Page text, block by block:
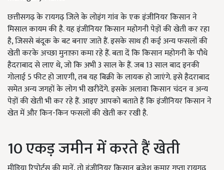
छत्तीसगढ़ के रायगढ़ जिले के लोइंग गांव के एक इंजीनियर किसान ने
मिसाल कायम की है. यह इंजीनियर किसान महोगनी पेड़ों की खेती कर रहा
है, जिससे बंदूक के बट बनाए जाते हैं. इसके साथ ही कई अन्य फसलों की
खेती करके अच्छा मुनाफ़ा कमा रहे हैं. बता दें कि किसान महोगनी के पौधे
हैदराबाद से लाए थे, जो कि अभी 3 साल के हैं. जब 13 साल बाद इनकी
गोलाई 5 फीट हो जाएगी, तब यह बिक्री के लायक हो जाएंगे. इसे हैदराबाद
समेत अन्य जगहों के लोग भी खरीदेंगे. इसके अलावा किसान चंदन व अन्य
पेड़ों की खेती भी कर रहे हैं. आइए आपको बताते हैं कि इंजीनियर किसान ने
खेत में और किन-किन फसलों की खेती कर रखी है.
10 एकड़ जमीन में करते हैं खेती